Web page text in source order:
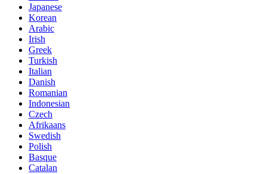
Japanese
Korean
Arabic
Irish
Greek
Turkish
Italian
Danish
Romanian
Indonesian
Czech
Afrikaans
Swedish
Polish
Basque
Catalan